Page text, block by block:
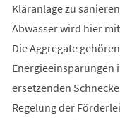
Kläranlage zu
Abwasser wird hier
Die Aggregate
Energieeinsparungen
ersetzenden
Regelung der